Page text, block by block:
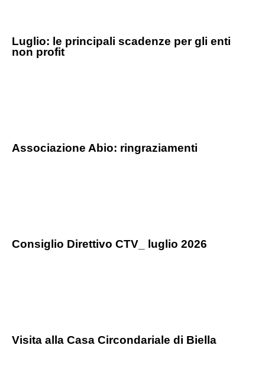
Luglio: le principali scadenze per gli enti
non profit
Associazione Abio: ringraziamenti
Consiglio Direttivo CTV_ luglio 2026
Visita alla Casa Circondariale di Biella